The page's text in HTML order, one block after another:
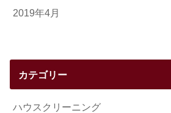
2019年4月
カテゴリー
ハウスクリーニング